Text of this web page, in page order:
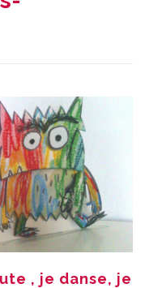
, je danse, je